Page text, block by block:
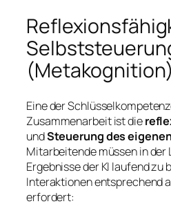
(Metakognition)
Eine der
Zusammenarbeit ist die
undSteuerung des
Mitarbeitende müssen in der
Ergebnisse der KI laufend zu
Interaktionen entsprechend
erfordert: